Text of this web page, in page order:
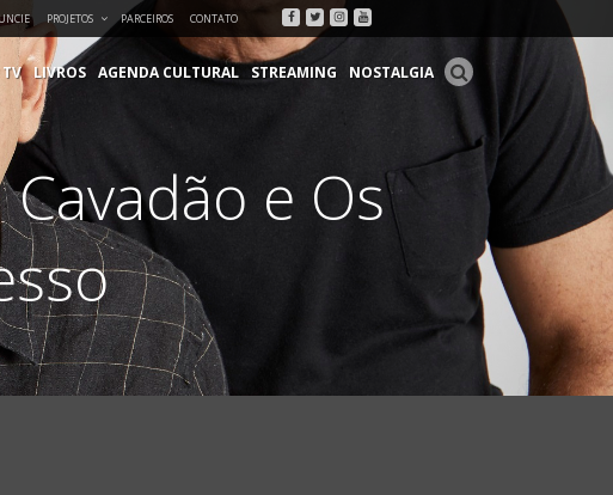
PROJETOS PARCEIROS CONTATO Facebook
Twitter
Instagram
Youtube
TV LIVROS AGENDA CULTURAL STREAMING NOSTALGIA
e Os